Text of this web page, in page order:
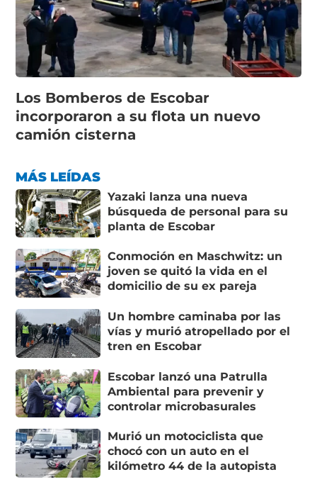
Los Bomberos de Escobar
incorporaron a su flota un nuevo
camión cisterna
MÁS LEÍDAS
Yazaki lanza una nueva
búsqueda de personal para su
planta de Escobar
Conmoción en Maschwitz: un
joven se quitó la vida en el
domicilio de su ex pareja
Un hombre caminaba por las
vías y murió atropellado por el
tren en Escobar
Escobar lanzó una Patrulla
Ambiental para prevenir y
controlar microbasurales
Murió un motociclista que
chocó con un auto en el
kilómetro 44 de la autopista